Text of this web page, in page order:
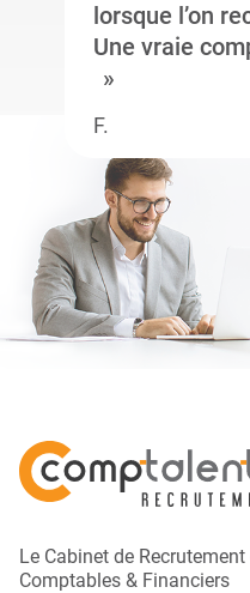
lorsque l’on
Une vraie
F.
Le Cabinet de
Comptables & Financiers